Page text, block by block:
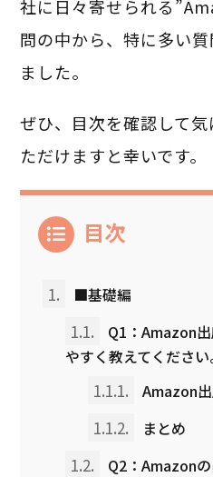
社に日々寄せられる
問の中から、特に多い
ました。
ぜひ、目次を確認して
ただけますと幸いです。
目次
1. ■基礎編
1.1.
Q1：Amazon
やすく教えてください
1.1.1. Amazon
1.1.2. まとめ
1.2.
Q2：Amazon